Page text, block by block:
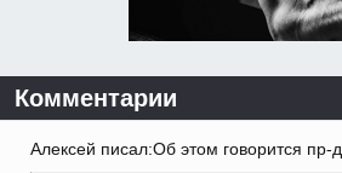
Комментарии
Алексей писал:Об этом говорится пр-д.